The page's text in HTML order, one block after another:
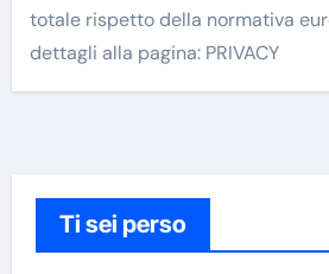
totale rispetto della normativa
dettagli alla pagina: PRIVACY
Ti sei perso